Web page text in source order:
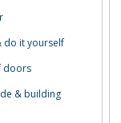
do it yourself
doors
& building